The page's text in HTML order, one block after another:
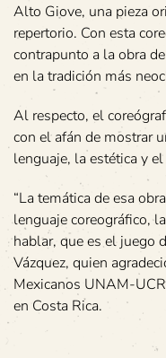
Alto Giove, una pieza
repertorio. Con esta
contrapunto a la obra
en la tradición más
Al respecto, el
con el afán de mostrar
lenguaje, la estética y
“La temática de esa
lenguaje coreográfico,
hablar, que es el juego
Vázquez, quien
Mexicanos UNAM-
en Costa Rica.